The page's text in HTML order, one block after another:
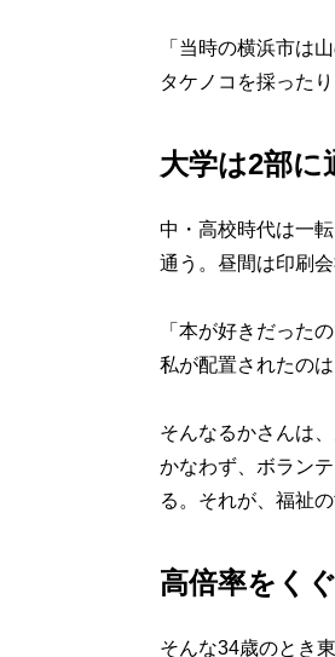
「当時の横浜市は
タケノコを採った
大学は2部に
中・高校時代は一
通う。昼間は印刷
「本が好きだった
私が配置されたの
そんなるかさんは
かなわず、ボラン
る。それが、福祉
高倍率をく
そんな34歳のとき